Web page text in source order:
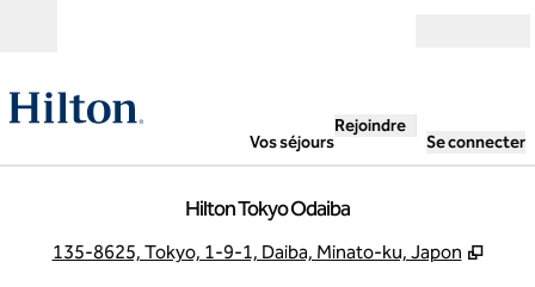
Vos séjours
Rejoindre
Se connecter
Hilton Tokyo Odaiba
135-8625, Tokyo, 1-9-1, Daiba, Minato-ku, Japon ,